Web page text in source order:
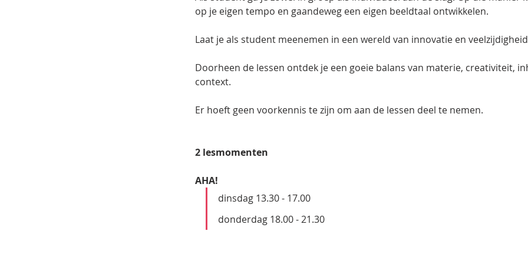
op je eigen tempo en gaandeweg een eigen beeldtaal ontwikkelen.
Laat je als student meenemen in een wereld van innovatie en
Doorheen de lessen ontdek je een goeie balans van materie, creativiteit,
context.
Er hoeft geen voorkennis te zijn om aan de lessen deel te nemen.
2 lesmomenten
AHA!
dinsdag 13.30 - 17.00
donderdag 18.00 - 21.30